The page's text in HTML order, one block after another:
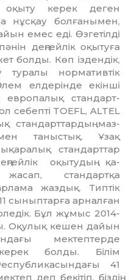
оқыту керек деген
нұсқау болға­нымен,
емес еді. Өзгетілді
деңгейлік оқытуға
болды. Көп іздендік,
туралы нор­ма­тивтік
елдерінде екінші
европалық стандарт­
себепті TOEFL, ALTEL
стандарттардың маз­
таныс­тық. Ұзақ
стандарттар
оқытудың қа­
стан­дартқа
жаздық. Типтік
сыныптарға арналған
Бұл жұмыс 2014-
Оқулық кешен дайын
мектеп­терде
болды. Білім
41
деп бекітіп, біздің